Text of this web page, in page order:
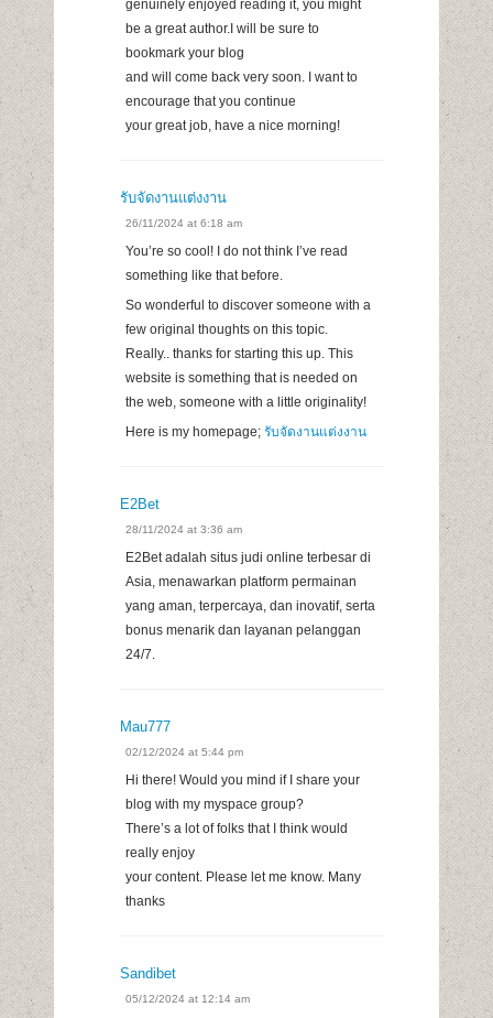
genuinely enjoyed reading it, you might
be a great author.I will be sure to
bookmark your blog
and will come back very soon. I want to
encourage that you continue
your great job, have a nice morning!
รับจัดงานแต่งงาน
26/11/2024 at 6:18 am
You’re so cool! I do not think I’ve read
something like that before.
So wonderful to discover someone with a
few original thoughts on this topic.
Really.. thanks for starting this up. This
website is something that is needed on
the web, someone with a little originality!
Here is my homepage; รับจัดงานแต่งงาน
E2Bet
28/11/2024 at 3:36 am
E2Bet adalah situs judi online terbesar di
Asia, menawarkan platform permainan
yang aman, terpercaya, dan inovatif, serta
bonus menarik dan layanan pelanggan
24/7.
Mau777
02/12/2024 at 5:44 pm
Hi there! Would you mind if I share your
blog with my myspace group?
There’s a lot of folks that I think would
really enjoy
your content. Please let me know. Many
thanks
Sandibet
05/12/2024 at 12:14 am